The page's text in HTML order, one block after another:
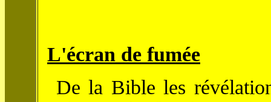
L'écran de fumée
De la Bible les